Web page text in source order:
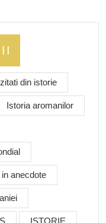
din istorie
Istoria aromanilor
anecdote
ISTORIE